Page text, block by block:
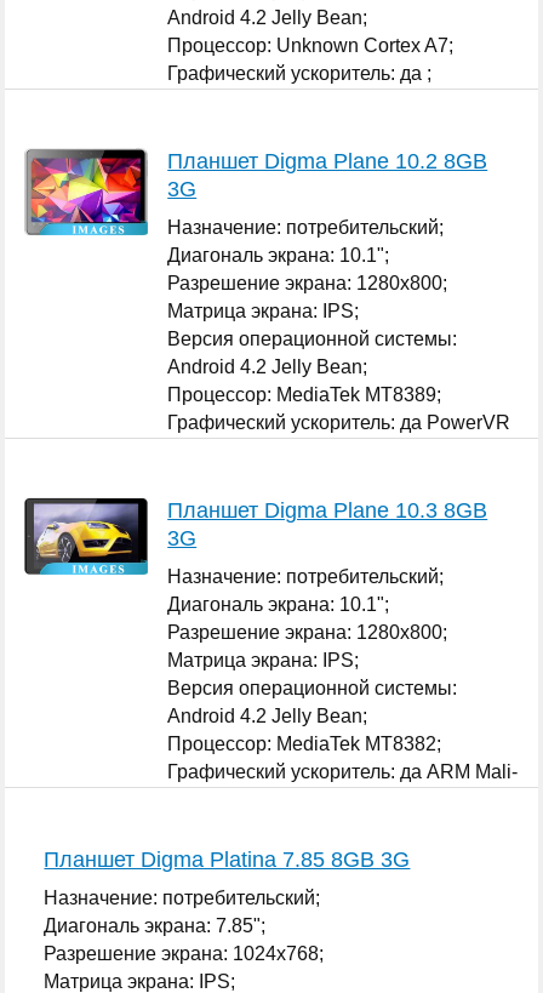
Android 4.2 Jelly Bean;
Процессор: Unknown Cortex A7;
Графический ускоритель: да ;
Планшет Digma Plane 10.2 8GB
3G
Назначение: потребительский;
Диагональ экрана: 10.1";
Разрешение экрана: 1280x800;
Матрица экрана: IPS;
Версия операционной системы:
Android 4.2 Jelly Bean;
Процессор: MediaTek MT8389;
Графический ускоритель: да PowerVR
Планшет Digma Plane 10.3 8GB
3G
Назначение: потребительский;
Диагональ экрана: 10.1";
Разрешение экрана: 1280x800;
Матрица экрана: IPS;
Версия операционной системы:
Android 4.2 Jelly Bean;
Процессор: MediaTek MT8382;
Графический ускоритель: да ARM Mali-
Планшет Digma Platina 7.85 8GB 3G
Назначение: потребительский;
Диагональ экрана: 7.85";
Разрешение экрана: 1024x768;
Матрица экрана: IPS;